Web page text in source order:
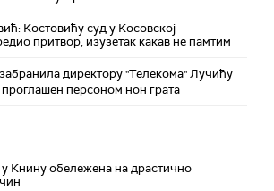
Костовићу суд у Косовској
притвор, изузетак какав не памтим
директору "Телекома" Лучићу
персоном нон грата
Книну обележена на драстично